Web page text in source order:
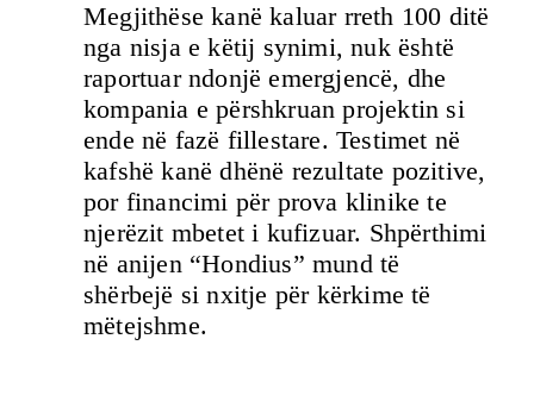
Megjithëse kanë kaluar rreth 100 ditë
nga nisja e këtij synimi, nuk është
raportuar ndonjë emergjencë, dhe
kompania e përshkruan projektin si
ende në fazë fillestare. Testimet në
kafshë kanë dhënë rezultate pozitive,
por financimi për prova klinike te
njerëzit mbetet i kufizuar. Shpërthimi
në anijen “Hondius” mund të
shërbejë si nxitje për kërkime të
mëtejshme.